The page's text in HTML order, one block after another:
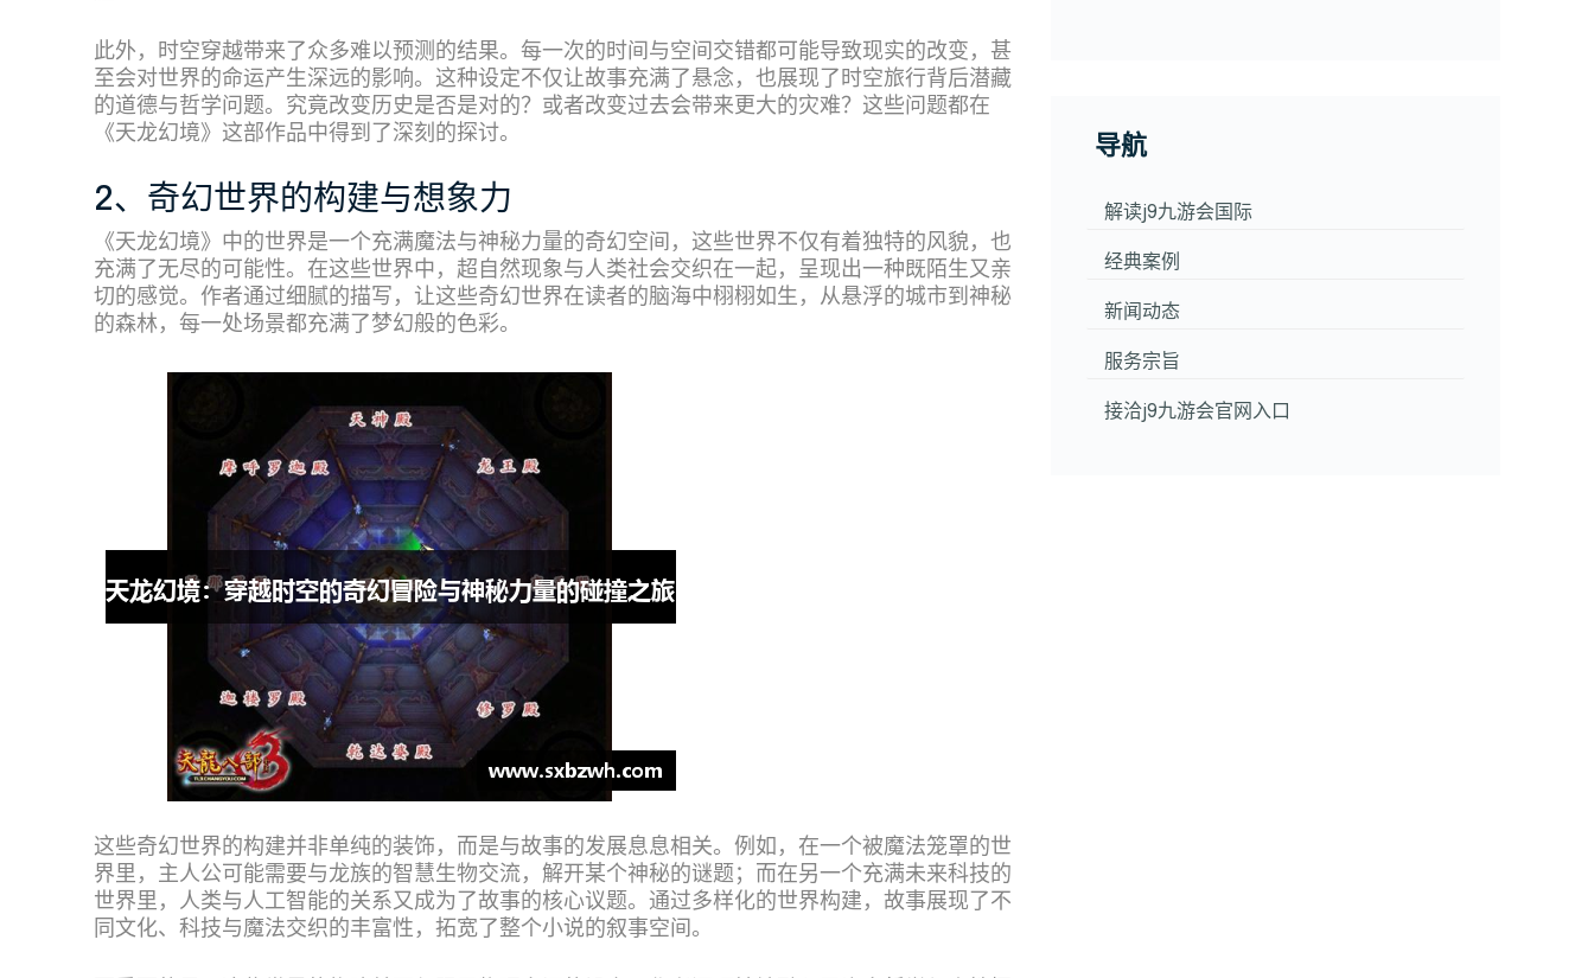
此外，时空穿越带来了众多难以预测的结果。每一次的时间与空间交错都可能导致现实的改变，甚
至会对世界的命运产生深远的影响。这种设定不仅让故事充满了悬念，也展现了时空旅行背后潜藏
的道德与哲学问题。究竟改变历史是否是对的？或者改变过去会带来更大的灾难？这些问题都在
《天龙幻境》这部作品中得到了深刻的探讨。
2、奇幻世界的构建与想象力
《天龙幻境》中的世界是一个充满魔法与神秘力量的奇幻空间，这些世界不仅有着独特的风貌，也
充满了无尽的可能性。在这些世界中，超自然现象与人类社会交织在一起，呈现出一种既陌生又亲
切的感觉。作者通过细腻的描写，让这些奇幻世界在读者的脑海中栩栩如生，从悬浮的城市到神秘
的森林，每一处场景都充满了梦幻般的色彩。
这些奇幻世界的构建并非单纯的装饰，而是与故事的发展息息相关。例如，在一个被魔法笼罩的世
界里，主人公可能需要与龙族的智慧生物交流，解开某个神秘的谜题；而在另一个充满未来科技的
世界里，人类与人工智能的关系又成为了故事的核心议题。通过多样化的世界构建，故事展现了不
同文化、科技与魔法交织的丰富性，拓宽了整个小说的叙事空间。
导航
解读j9九游会国际
经典案例
新闻动态
服务宗旨
接洽j9九游会官网入口